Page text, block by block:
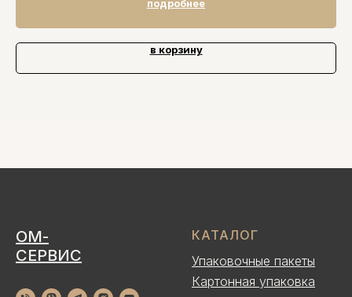
подробнее
в корзину
ОМ-
СЕРВИС
КАТАЛОГ
Упаковочные пакеты
Картонная упаковка